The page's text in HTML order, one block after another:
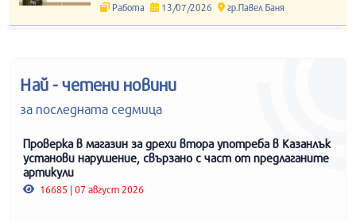
Работа 13/07/2026 гр.Павел Баня
Най - четени новини
за последната седмица
Проверка в магазин за дрехи втора употреба в Казанлък
установи нарушение, свързано с част от предлаганите
артикули
16685 | 07 август 2026